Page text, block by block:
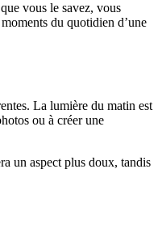
vous le savez, vous
du quotidien d’une
La lumière du matin est
ou à créer une
un aspect plus doux, tandis